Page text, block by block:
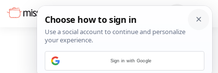
Sign in with Google